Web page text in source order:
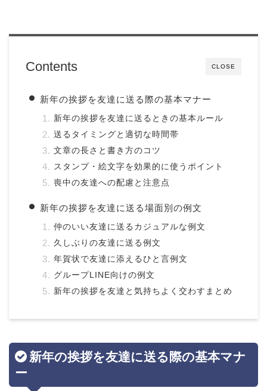
CLOSE
Contents
新年の挨拶を友達に送る際の基本マナー
新年の挨拶を友達に送るときの基本ルール
送るタイミングと適切な時間帯
文章の長さと書き方のコツ
スタンプ・絵文字を効果的に使うポイント
喪中の友達への配慮と注意点
新年の挨拶を友達に送る場面別の例文
仲のいい友達に送るカジュアルな例文
久しぶりの友達に送る例文
年賀状で友達に添えるひと言例文
グループLINE向けの例文
新年の挨拶を友達と気持ちよく交わすまとめ
新年の挨拶を友達に送る際の基本マナ
ー